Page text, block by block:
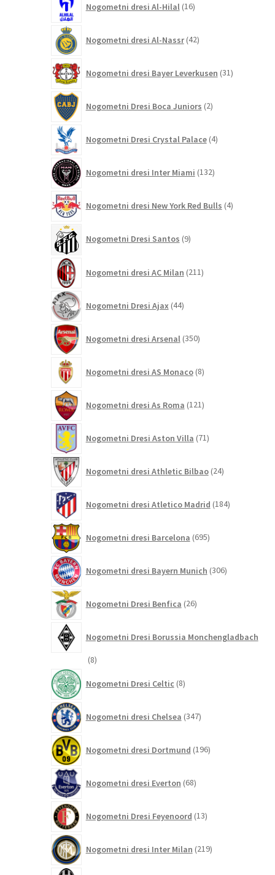
Nogometni dresi Al-Hilal 16izdelkov
Nogometni dresi Al-Nassr 42izdelkov
Nogometni dresi Bayer Leverkusen 31izdelkov
Nogometni Dresi Boca Juniors 2izdelka
Nogometni Dresi Crystal Palace 4izdelki
Nogometni dresi Inter Miami 132izdelkov
Nogometni dresi New York Red Bulls 4izdelki
Nogometni Dresi Santos 9izdelkov
Nogometni dresi AC Milan 211izdelkov
Nogometni Dresi Ajax 44izdelkov
Nogometni dresi Arsenal 350izdelkov
Nogometni dresi AS Monaco 8izdelkov
Nogometni dresi As Roma 121izdelkov
Nogometni Dresi Aston Villa 71izdelkov
Nogometni dresi Athletic Bilbao 24izdelkov
Nogometni dresi Atletico Madrid 184izdelkov
Nogometni dresi Barcelona 695izdelkov
Nogometni dresi Bayern Munich 306izdelkov
Nogometni Dresi Benfica 26izdelkov
Nogometni Dresi Borussia Monchengladbach
88
Nogometni Dresi Celtic 8izdelkov
Nogometni dresi Chelsea 347izdelkov
Nogometni dresi Dortmund 196izdelkov
Nogometni dresi Everton 68izdelkov
Nogometni Dresi Feyenoord 13izdelkov
Nogometni dresi Inter Milan 219izdelkov